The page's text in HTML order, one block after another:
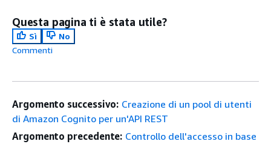
Questa pagina ti è stata utile?
Sì
No
Commenti
Argomento successivo: Creazione di un pool di utenti
di Amazon Cognito per un'API REST
Argomento precedente: Controllo dell'accesso in base